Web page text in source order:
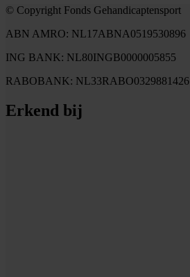
© Copyright Fonds Gehandicaptensport
ABN AMRO: NL17ABNA0519530896
ING BANK: NL80INGB0000005855
RABOBANK: NL33RABO0329881426
Erkend bij